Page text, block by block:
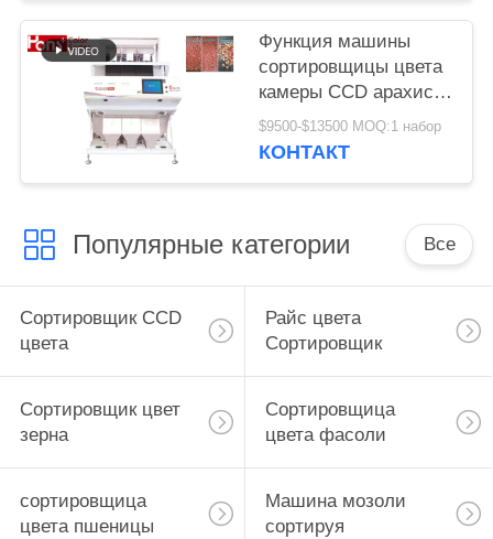
Функция машины
сортировщицы цвета
камеры CCD арахиса
3 парашютов
множественная
$9500-$13500 MOQ:1 набор
КОНТАКТ
Популярные категории Все
Сортировщик CCD
цвета
Райс цвета
Сортировщик
Сортировщик цвет
зерна
Сортировщица
цвета фасоли
сортировщица
цвета пшеницы
Машина мозоли
сортируя